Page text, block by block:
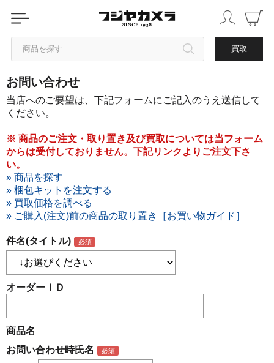
商品を探す 買取
カテゴリから探す
ブランドから探す
中古品を探す
お問い合わせ
当店へのご要望は、下記フォームにご記入のうえ送信して
ください。
※ 商品のご注文・取り置き及び買取については当フォーム
からは受付しておりません。下記リンクよりご注文下さ
い。
» 商品を探す
» 梱包キットを注文する
» 買取価格を調べる
» ご購入(注文)前の商品の取り置き［お買い物ガイド］
件名(タイトル)
オーダーＩＤ
商品名
お問い合わせ時氏名